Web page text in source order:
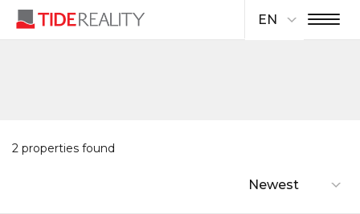
EN
2 properties found
Newest